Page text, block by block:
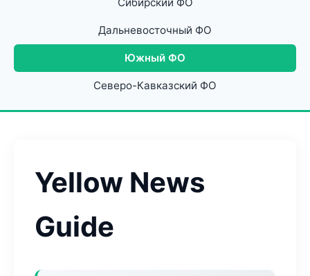
Дальневосточный ФО
Южный ФО
Северо-Кавказский ФО
Yellow News
Guide